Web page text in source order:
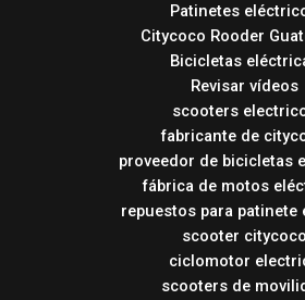
Patinetes
Citycoco Rooder
Bicicletas
Revisar vídeos
scooters
fabricante de
proveedor de bicicletas
fábrica de motos
repuestos para patinete
scooter citycoco
ciclomotor
scooters de